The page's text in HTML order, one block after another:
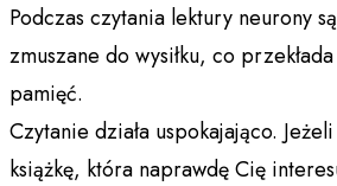
Podczas czytania lektury neurony
zmuszane do wysiłku, co
pamięć.
Czytanie działa uspokajająco.
książkę, która naprawdę Cię